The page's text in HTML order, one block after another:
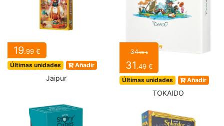
19.99 €
Últimas unidades Añadir
Jaipur
34.99 €
31.49 €
Últimas unidades Añadir
TOKAIDO